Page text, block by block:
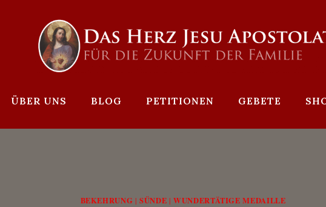
ÜBER UNS BLOG PETITIONEN GEBETE
BEKEHRUNG |SÜNDE |WUNDERTÄTIGE MEDAILLE